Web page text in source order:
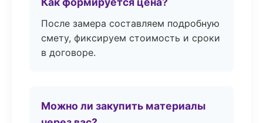
После замера составляем подробную
смету, фиксируем стоимость и сроки
в договоре.
Можно ли закупить материалы